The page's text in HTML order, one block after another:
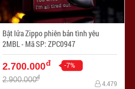
Bật lửa Zippo phiên bản tình yêu
2MBL - Mã SP: ZPC0947
2.700.000đ -7%
2.900.000đ
4.479